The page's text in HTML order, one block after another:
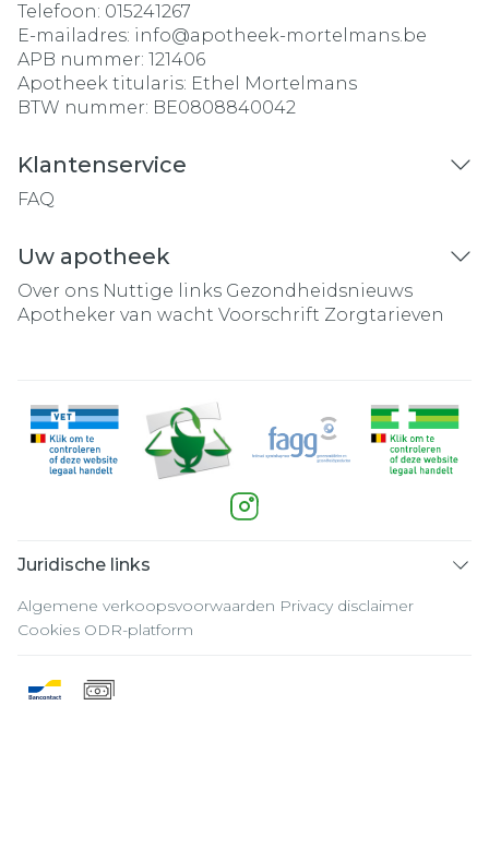
Telefoon: 015241267
E-mailadres: info@apotheek-mortelmans.be
APB nummer: 121406
Apotheek titularis: Ethel Mortelmans
BTW nummer: BE0808840042
Klantenservice
FAQ
Uw apotheek
Over ons Nuttige links Gezondheidsnieuws
Apotheker van wacht Voorschrift Zorgtarieven
Juridische links
Algemene verkoopsvoorwaarden Privacy disclaimer
Cookies ODR-platform